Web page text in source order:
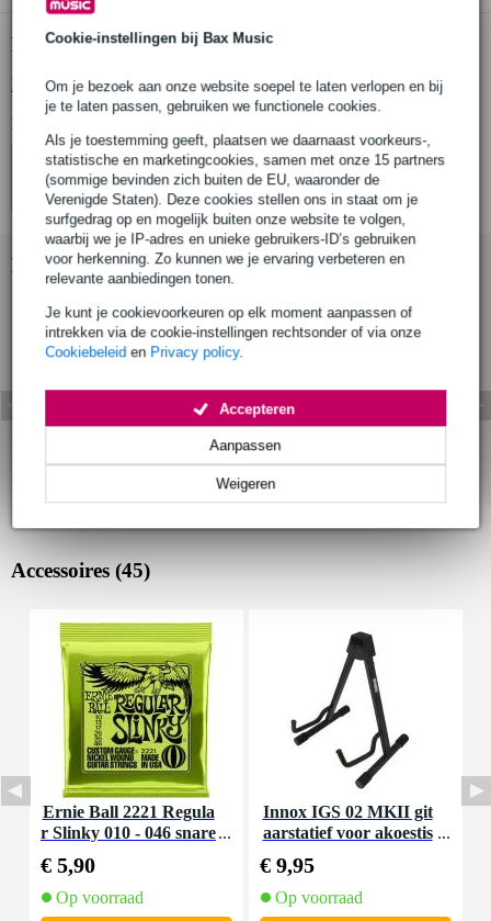
Cookie-instellingen bij Bax Music
Om je bezoek aan onze website soepel te laten verlopen en bij
je te laten passen, gebruiken we functionele cookies.
Als je toestemming geeft, plaatsen we daarnaast voorkeurs-,
statistische en marketingcookies, samen met onze 15 partners
(sommige bevinden zich buiten de EU, waaronder de
Verenigde Staten). Deze cookies stellen ons in staat om je
surfgedrag op en mogelijk buiten onze website te volgen,
waarbij we je IP-adres en unieke gebruikers-ID’s gebruiken
voor herkenning. Zo kunnen we je ervaring verbeteren en
relevante aanbiedingen tonen.
Je kunt je cookievoorkeuren op elk moment aanpassen of
intrekken via de cookie-instellingen rechtsonder of via onze
Cookiebeleid en Privacy policy.
Weigeren
Aanpassen
Accepteren
Productinformatie
Bekijk alle productspecificaties
Bekijk ook eens (11)
Accessoires (45)
Ernie Ball 2221 Regula
r Slinky 010 - 046 snare
€ 5,90
Op voorraad
Innox IGS 02 MKII git
aarstatief voor akoestis
€ 9,95
Op voorraad